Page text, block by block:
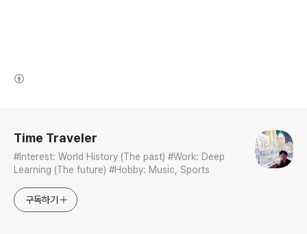
Time Traveler
#Interest: World History (The past) #Work: Deep
Learning (The future) #Hobby: Music, Sports
구독하기